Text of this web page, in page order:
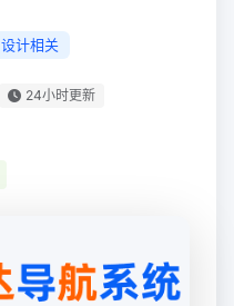
设计相关
24小时更新